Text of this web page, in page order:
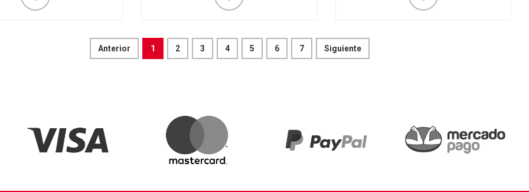
Anterior 1 2 3 4 5 6 7 Siguiente